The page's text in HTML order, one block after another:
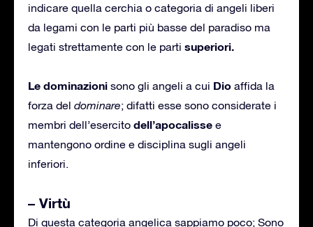
indicare quella cerchia o categoria di angeli liberi
da legami con le parti più basse del paradiso ma
legati strettamente con le parti superiori.
Le dominazioni sono gli angeli a cui Dio affida la
forza del dominare; difatti esse sono considerate i
membri dell’esercito dell’apocalisse e
mantengono ordine e disciplina sugli angeli
inferiori.
– Virtù
Di questa categoria angelica sappiamo poco; Sono